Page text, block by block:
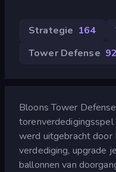
Strategie 164
Tower Defense 92
Bloons Tower
werd uitgebracht door
verdediging, upgrade
ballonnen van